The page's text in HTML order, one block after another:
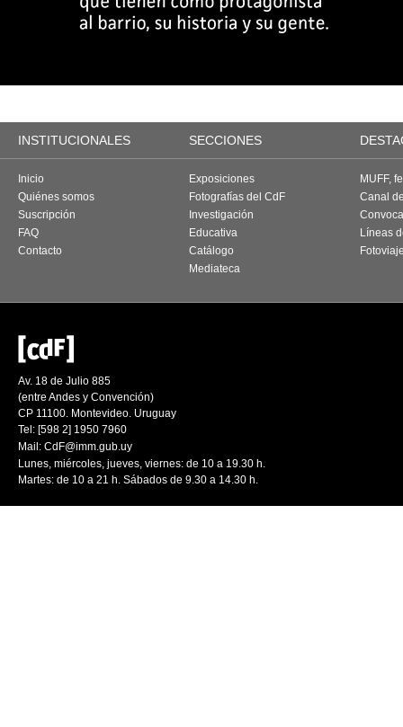
INSTITUCIONALES SECCIONES
Inicio
Quiénes somos
Suscripción
FAQ
Contacto
Exposiciones
Fotografías del CdF
Investigación
Educativa
Catálogo
Mediateca
MUFF,
Canal
Líneas
Av. 18 de Julio 885
(entre Andes y Convención)
CP 11100. Montevideo. Uruguay
Tel: [598 2] 1950 7960
Mail: CdF@imm.gub.uy
Lunes, miércoles, jueves, viernes: de 10 a 19.30 h.
Martes: de 10 a 21 h. Sábados de 9.30 a 14.30 h.